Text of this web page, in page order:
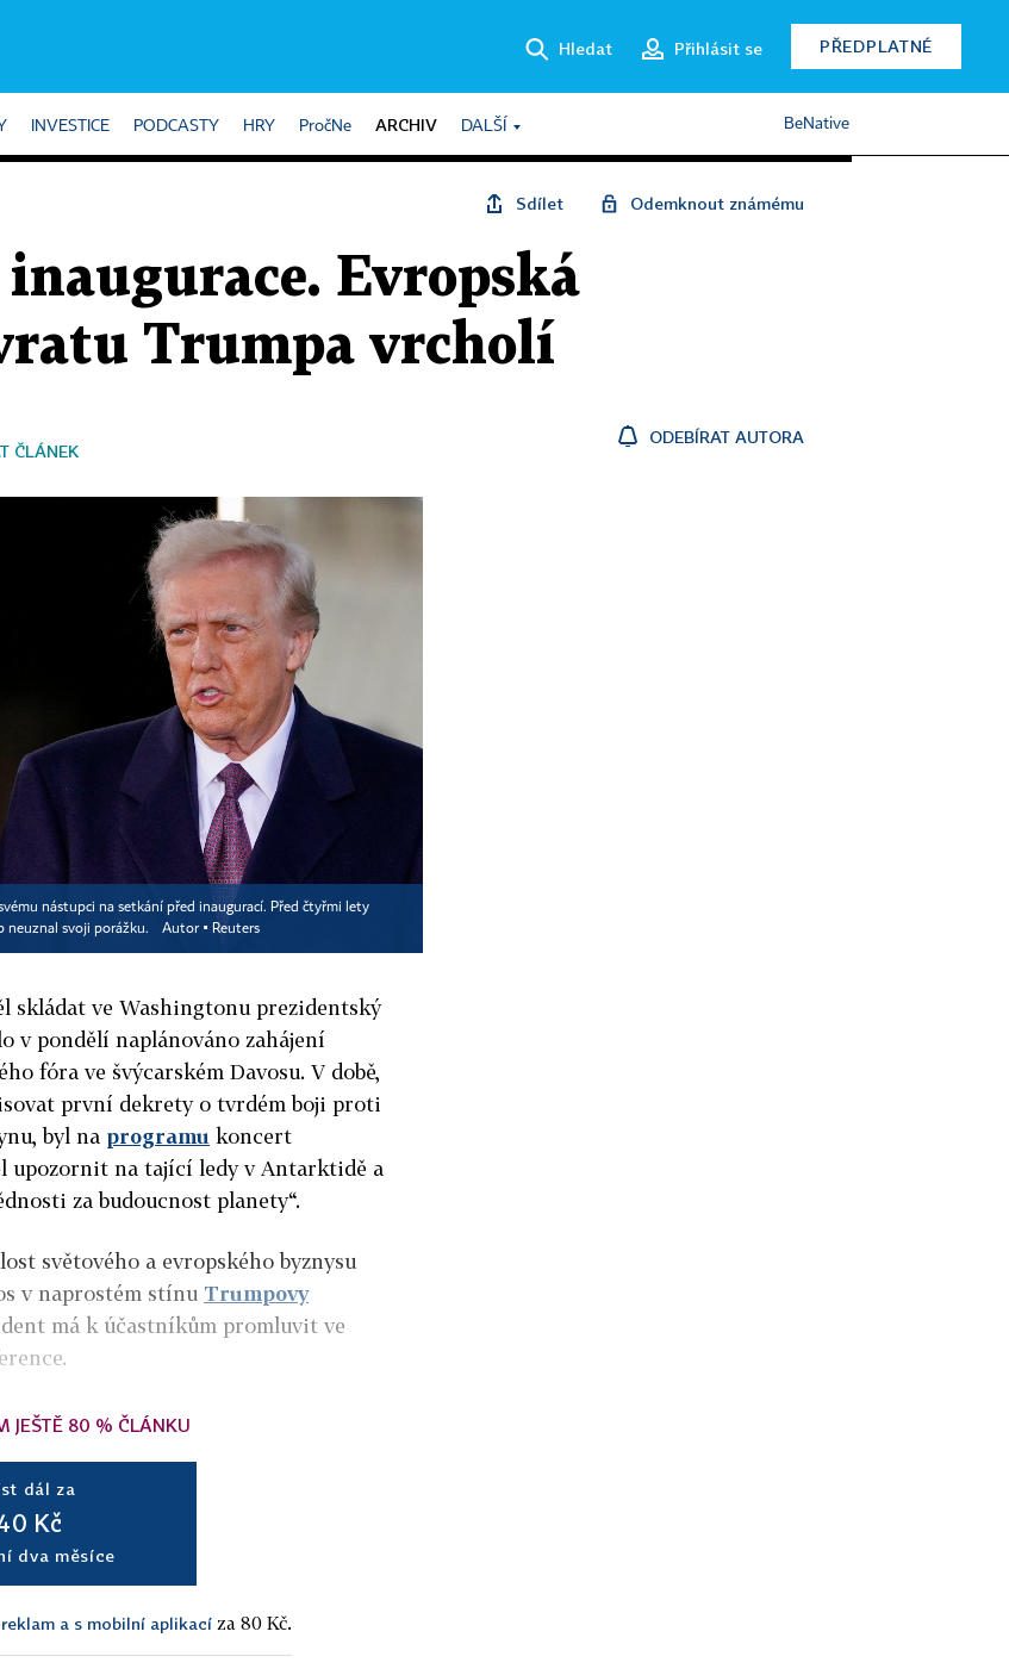
Hledat Přihlásit se PŘEDPLATNÉ
INVESTICE PODCASTY HRY PročNe ARCHIV DALŠÍ BeNative
Sdílet Odemknout známému
Evropská
Trumpa vrcholí
ČLÁNEK
ODEBÍRAT AUTORA
nástupci na setkání před inaugurací. Před čtyřmi lety
neuznal svoji porážku.
Autor ▪ Reuters
skládat ve Washingtonu prezidentský
v pondělí naplánováno zahájení
fóra ve švýcarském Davosu. V době,
první dekrety o tvrdém boji proti
byl na programu koncert
upozornit na tající ledy v Antarktidě a
za budoucnost planety“.
světového a evropského byznysu
v naprostém stínu Trumpovy
má k účastníkům promluvit ve
JEŠTĚ 80 % ČLÁNKU
dál za
Kč
dva měsíce
a s mobilní aplikací za 80 Kč.